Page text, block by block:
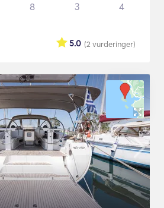
8 3 4
(2 vurderinger)
5.0